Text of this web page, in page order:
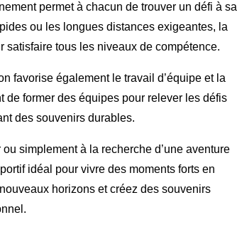
permet à chacun de trouver un défi à sa
ou les longues distances exigeantes, la
satisfaire tous les niveaux de compétence.
favorise également le travail d’équipe et la
former des équipes pour relever les défis
des souvenirs durables.
simplement à la recherche d’une aventure
idéal pour vivre des moments forts en
horizons et créez des souvenirs